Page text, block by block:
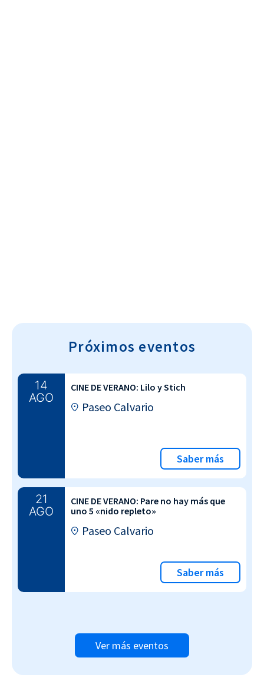
Próximos eventos
14
AGO
CINE DE VERANO: Lilo y Stich
Paseo Calvario
Saber más
21
AGO
CINE DE VERANO: Pare no hay más que
uno 5 «nido repleto»
Paseo Calvario
Saber más
Ver más eventos